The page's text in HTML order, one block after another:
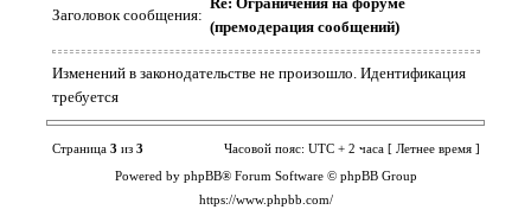
Заголовок сообщения:
(премодерация сообщений)
Изменений в законодательстве не произошло. Идентификация
требуется
Страница 3 из 3 Часовой пояс: UTC + 2 часа [ Летнее время ]
Powered by phpBB® Forum Software © phpBB Group
https://www.phpbb.com/